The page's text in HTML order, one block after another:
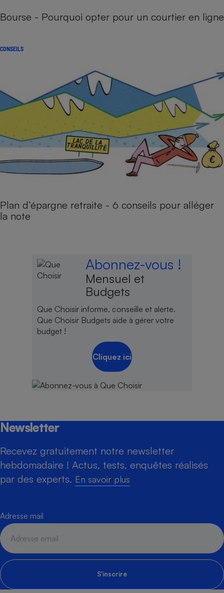
Bourse - Pourquoi opter pour un courtier en ligne
CONSEILS
Plan d’épargne retraite - 6 conseils pour alléger
la note
Abonnez-vous !
Mensuel et
Budgets
Que Choisir informe, conseille et alerte.
Que Choisir Budgets aide à gérer votre
budget !
Cliquez ici
Newsletter
Recevez gratuitement notre newsletter
hebdomadaire ! Actus, tests, enquêtes réalisés
par des experts. En savoir plus
Adresse mail
S'inscrire